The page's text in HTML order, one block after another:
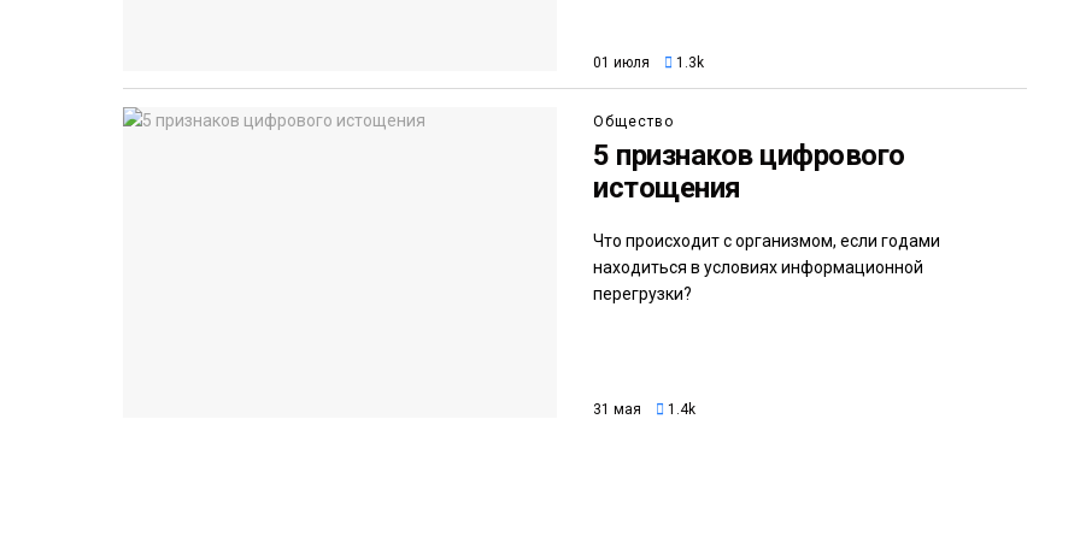
01 июля 1.3k
Общество
5 признаков цифрового
истощения
Что происходит с организмом, если годами
находиться в условиях информационной
перегрузки?
31 мая 1.4k